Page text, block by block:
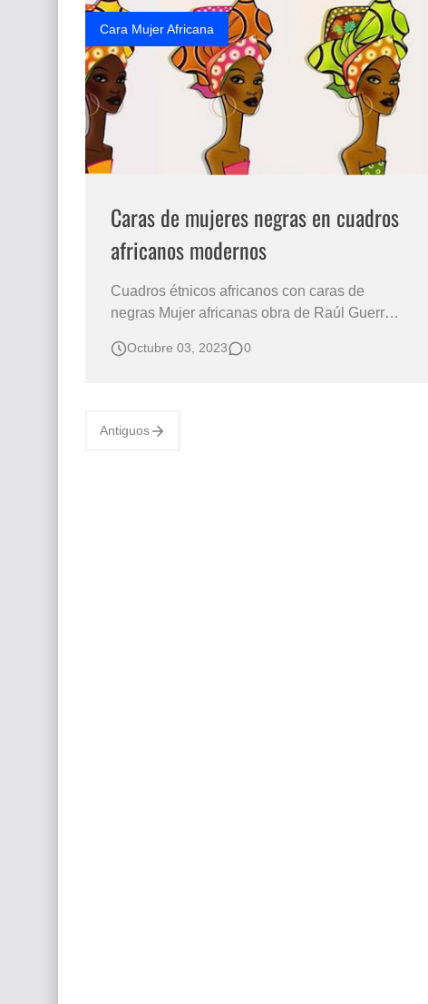
El mundo del arte en pintura surrealista
Cara Mujer Africana
Caras de mujeres negras en cuadros
africanos modernos
Cuadros étnicos africanos con caras de
negras Mujer africanas obra de Raúl Guerra
por el colorido de sus tonos brillantes y
Octubre 03, 2023 0
Antiguos